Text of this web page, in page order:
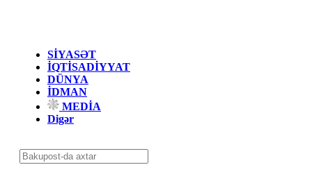
SİYASƏT
İQTİSADİYYAT
DÜNYA
İDMAN
MEDİA
Digər